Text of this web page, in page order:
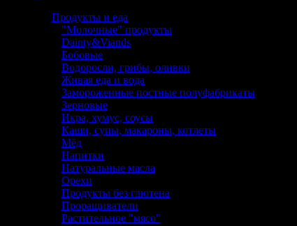
Продукты и еда
"Молочные" продукты
Dainty&Viands
Бобовые
Водоросли, грибы, оливки
Живая еда и вода
Замороженные постные полуфабрикаты
Зерновые
Икра, хумус, соусы
Каши, супы, макароны, котлеты
Мёд
Напитки
Натуральные масла
Орехи
Продукты без глютена
Проращиватели
Растительное "мясо"